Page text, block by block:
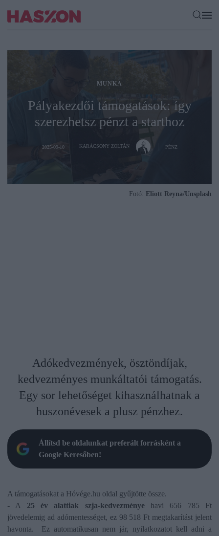
MUNKA
Pályakezdői támogatások: így
szerezhetsz pénzt a starthoz
2025-09-10 KARÁCSONY ZOLTÁN PÉNZ
Fotó: Eliott Reyna/Unsplash
Adókedvezmények, ösztöndíjak,
kedvezményes munkáltatói támogatás.
Egy sor lehetőséget kihasználhatnak a
huszonévesek a plusz pénzhez.
Állítsd be oldalunkat preferált forrásként a
Google Keresőben!
A támogatásokat a Hóvége.hu oldal gyűjtötte össze.
- A 25 év alattiak szja-kedvezményehavi 656 785 Ft
jövedelemig ad adómentességet, ez 98 518 Ft megtakarítást jelent
havonta. Ez automatikusan nem jár, nyilatkozatot kell adni a